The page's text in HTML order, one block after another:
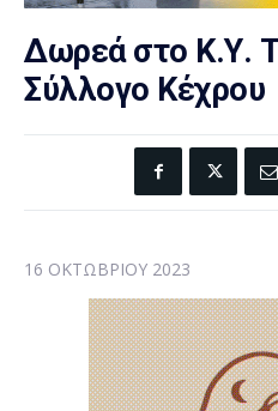
Δωρεά στο Κ.Υ.
Σύλλογο Κέχρου
16 ΟΚΤΩΒΡΊΟΥ 2023